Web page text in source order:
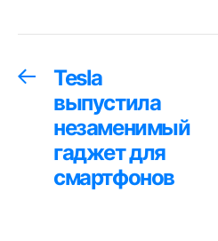
Навигация
записям
Предыдущая
запись:
Tesla
выпустила
незаменимый
гаджет для
смартфонов